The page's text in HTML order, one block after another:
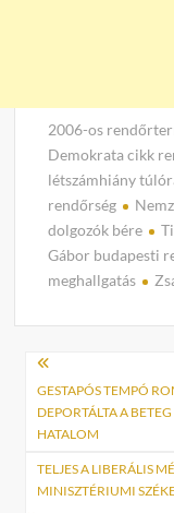
2006-os
Demokrata cikk
létszámhiány
rendőrség
dolgozók bére
Gábor budapesti
meghallgatás
Bejegyzés
navigáció
GESTAPÓS TEMPÓ
DEPORTÁLTA A
HATALOM
TELJES A LIBERÁLIS
MINISZTÉRIUMI